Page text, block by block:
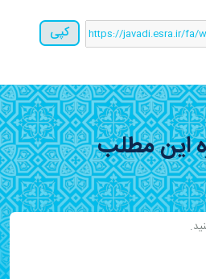
کپی
این مطلب